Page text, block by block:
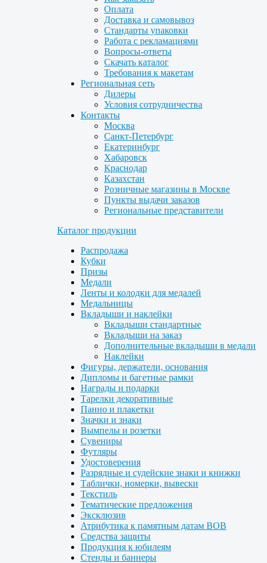
Оплата
Доставка и самовывоз
Стандарты упаковки
Работа с рекламациями
Вопросы-ответы
Скачать каталог
Требования к макетам
Региональная сеть
Дилеры
Условия сотрудничества
Контакты
Москва
Санкт-Петербург
Екатеринбург
Хабаровск
Краснодар
Казахстан
Розничные магазины в Москве
Пункты выдачи заказов
Региональные представители
Каталог продукции
Распродажа
Кубки
Призы
Медали
Ленты и колодки для медалей
Медальницы
Вкладыши и наклейки
Вкладыши стандартные
Вкладыши на заказ
Дополнительные вкладыши в медали
Наклейки
Фигуры, держатели, основания
Дипломы и багетные рамки
Награды и подарки
Тарелки декоративные
Панно и плакетки
Значки и знаки
Вымпелы и розетки
Сувениры
Футляры
Удостоверения
Разрядные и судейские знаки и книжки
Таблички, номерки, вывески
Текстиль
Тематические предложения
Эксклюзив
Атрибутика к памятным датам ВОВ
Средства защиты
Продукция к юбилеям
Стенды и баннеры